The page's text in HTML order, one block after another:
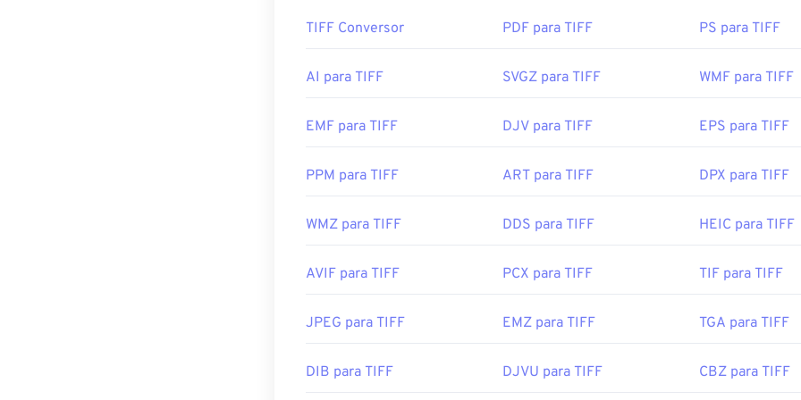
Devido ao grande tamanho dos arquivos CR2 ou à indisponibilidade de
Desenvolvido por:
Os programas mais comuns para abrir arquivos TIFF são o Photo Viewerpara
XnView MP. Você também pode usar nosso conversor de TIFF para JPGse
AdobePhotoshop também são úteis para abrir e manipular
Lançamento inicial:
https://www.adobe.com/creativecloud/file-types/image/raster/tiff-file.html
https://www.file-extensions.org/tiff-file-extension
TIFF Conversor PDF para TIFF PS para TIFF
AI para TIFF SVGZ para TIFF WMF para TIFF
EMF para TIFF DJV para TIFF EPS para TIFF
PPM para TIFF ART para TIFF DPX para TIFF
WMZ para TIFF DDS para TIFF HEIC para TIFF
AVIF para TIFF PCX para TIFF TIF para TIFF
JPEG para TIFF EMZ para TIFF TGA para TIFF
DIB para TIFF DJVU para TIFF CBZ para TIFF